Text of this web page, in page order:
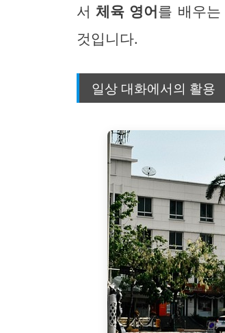
서체육 영어를 배우
것입니다.
일상 대화에서의 활용